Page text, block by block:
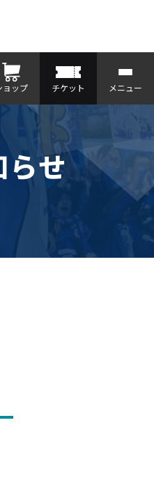
ョップ チケット メニュー
せ